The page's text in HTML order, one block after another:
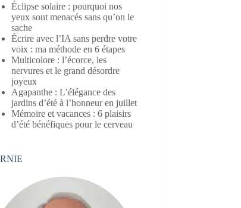
Éclipse solaire : pourquoi nos
yeux sont menacés sans qu’on le
sache
Écrire avec l’IA sans perdre votre
voix : ma méthode en 6 étapes
Multicolore : l’écorce, les
nervures et le grand désordre
joyeux
Agapanthe : L’élégance des
jardins d’été à l’honneur en juillet
Mémoire et vacances : 6 plaisirs
d’été bénéfiques pour le cerveau